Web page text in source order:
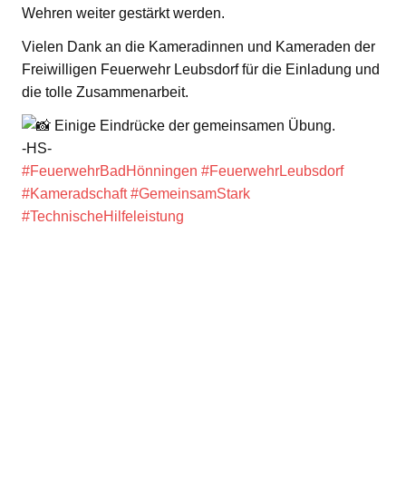
Wehren weiter gestärkt werden.
Vielen Dank an die Kameradinnen und Kameraden der
Freiwilligen Feuerwehr Leubsdorf für die Einladung und
die tolle Zusammenarbeit.
Einige Eindrücke der gemeinsamen Übung.
-HS-
#FeuerwehrBadHönningen #FeuerwehrLeubsdorf
#Kameradschaft #GemeinsamStark
#TechnischeHilfeleistung